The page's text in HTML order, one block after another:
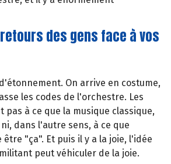
des gens face à vos
On arrive en costume,
les codes de l'orchestre. Les
à ce que la musique classique,
dans l'autre sens, à ce que
être "ça". Et puis il y a la joie, l'idée
peut véhiculer de la joie.